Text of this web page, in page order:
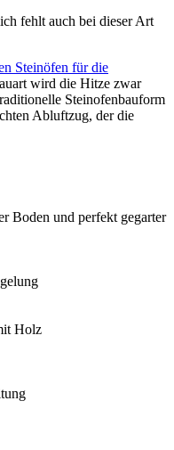
fehlt auch bei dieser Art
Steinöfen für die
wird die Hitze zwar
Steinofenbauform
Abluftzug, der die
Boden und perfekt gegarter
Holz